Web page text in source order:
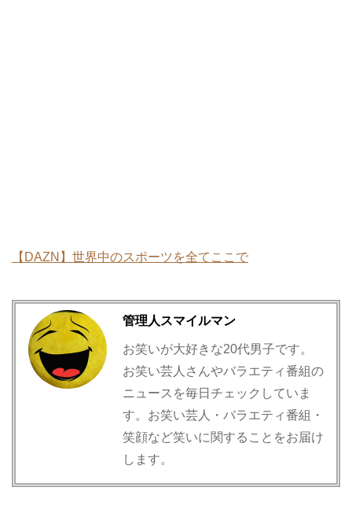
【DAZN】世界中のスポーツを全てここで
管理人スマイルマン
お笑いが大好きな20代男子です。
お笑い芸人さんやバラエティ番組の
ニュースを毎日チェックしていま
す。お笑い芸人・バラエティ番組・
笑顔など笑いに関することをお届け
します。